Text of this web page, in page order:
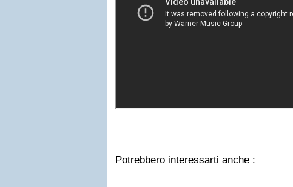
Potrebbero interessarti anche :